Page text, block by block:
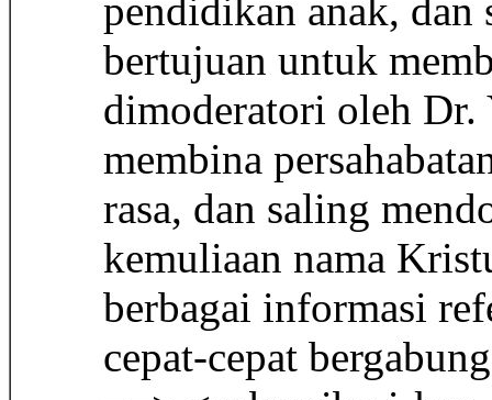
pendidikan anak, dan
bertujuan untuk
dimoderatori oleh Dr.
membina
rasa, dan saling
kemuliaan nama
berbagai informasi
cepat-cepat